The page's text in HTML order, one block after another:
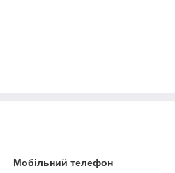
Мобільний телефон